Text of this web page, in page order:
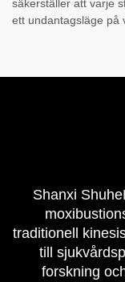
säkerställer att varje
ett undantagsläge på
Shanxi
traditionell
till
forskning